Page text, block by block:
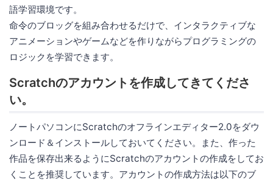
語学習環境です。
命令のブロッグを組み合わせるだけで、インタラクティブな
アニメーションやゲームなどを作りながらプログラミングの
ロジックを学習できます。
Scratchのアカウントを作成してきてくださ
い。
ノートパソコンにScratchのオフラインエディター2.0をダウ
ンロード＆インストールしておいてください。また、作った
作品を保存出来るようにScratchのアカウントの作成をしてお
くことを推奨しています。アカウントの作成方法は以下のブ